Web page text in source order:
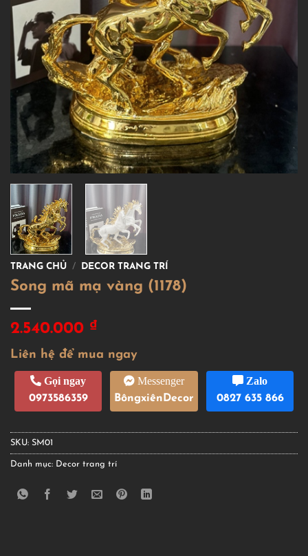
TRANG CHỦ / DECOR TRANG TRÍ
Song mã mạ vàng (1178)
2.540.000 ₫
Liên hệ để mua ngay
Gọi ngay
0973586359
Messenger
BôngxiênDecor
Zalo
0827 635 866
SKU: SM01
Danh mục: Decor trang trí